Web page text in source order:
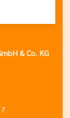
& Co. KG